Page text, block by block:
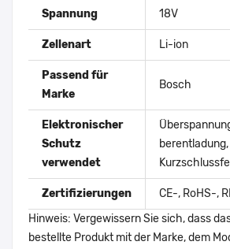
Spannung 18V
Zellenart Li-ion
Passend für
Marke
Bosch
Elektronischer
Schutz
verwendet
Zertifizierungen
CE-, RoHS-,
Hinweis: Vergewissern Sie sich, dass
bestellte Produkt mit der Marke, dem